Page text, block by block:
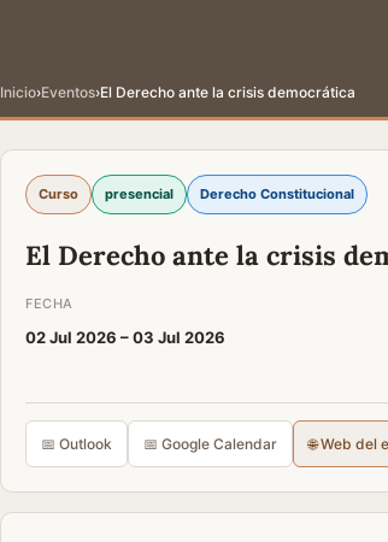
Inicio›Eventos›El Derecho ante la crisis democrática
Curso presencial Derecho Constitucional
El Derecho ante la crisis
FECHA
02 Jul 2026 –03 Jul 2026
📅 Outlook 📅 Google Calendar 🌐 Web del